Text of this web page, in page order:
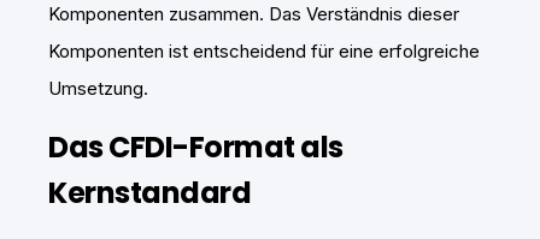
Komponenten zusammen. Das Verständnis dieser
Komponenten ist entscheidend für eine erfolgreiche
Umsetzung.
Das CFDI-Format als
Kernstandard